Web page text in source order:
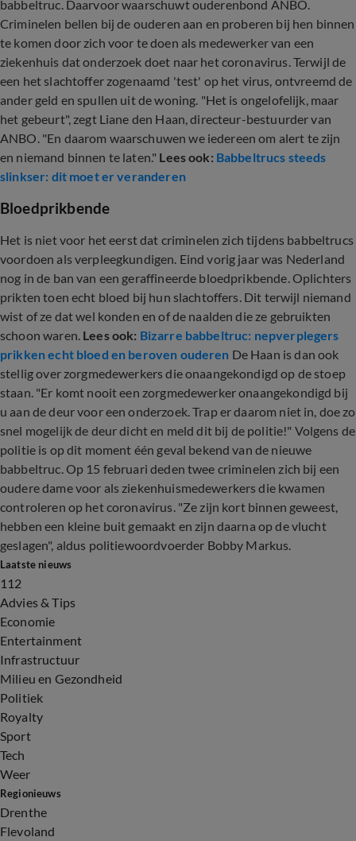
babbeltruc. Daarvoor waarschuwt ouderenbond ANBO.
Criminelen bellen bij de ouderen aan en proberen bij hen binnen
te komen door zich voor te doen als medewerker van een
ziekenhuis dat onderzoek doet naar het coronavirus. Terwijl de
een het slachtoffer zogenaamd 'test' op het virus, ontvreemd de
ander geld en spullen uit de woning. "Het is ongelofelijk, maar
het gebeurt", zegt Liane den Haan, directeur-bestuurder van
ANBO. "En daarom waarschuwen we iedereen om alert te zijn
en niemand binnen te laten." Lees ook: Babbeltrucs steeds
slinkser: dit moet er veranderen
Bloedprikbende
Het is niet voor het eerst dat criminelen zich tijdens babbeltrucs
voordoen als verpleegkundigen. Eind vorig jaar was Nederland
nog in de ban van een geraffineerde bloedprikbende. Oplichters
prikten toen echt bloed bij hun slachtoffers. Dit terwijl niemand
wist of ze dat wel konden en of de naalden die ze gebruikten
schoon waren. Lees ook: Bizarre babbeltruc: nepverplegers
prikken echt bloed en beroven ouderen De Haan is dan ook
stellig over zorgmedewerkers die onaangekondigd op de stoep
staan. "Er komt nooit een zorgmedewerker onaangekondigd bij
u aan de deur voor een onderzoek. Trap er daarom niet in, doe zo
snel mogelijk de deur dicht en meld dit bij de politie!" Volgens de
politie is op dit moment één geval bekend van de nieuwe
babbeltruc. Op 15 februari deden twee criminelen zich bij een
oudere dame voor als ziekenhuismedewerkers die kwamen
controleren op het coronavirus. "Ze zijn kort binnen geweest,
hebben een kleine buit gemaakt en zijn daarna op de vlucht
geslagen", aldus politiewoordvoerder Bobby Markus.
Laatste nieuws
112
Advies & Tips
Economie
Entertainment
Infrastructuur
Milieu en Gezondheid
Politiek
Royalty
Sport
Tech
Weer
Regionieuws
Drenthe
Flevoland